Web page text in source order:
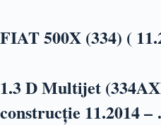
FIAT 500X (334) (
1.3 D Multijet
construcție 11.2014